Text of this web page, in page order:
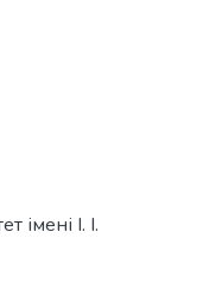
імені І. І.